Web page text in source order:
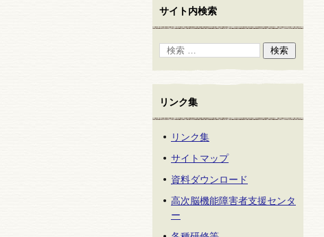
サイト内検索
リンク集
リンク集
サイトマップ
資料ダウンロード
高次脳機能障害者支援センタ
ー